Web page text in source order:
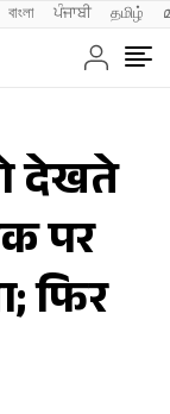
বাংলা ਪੰਜਾਬੀ தமிழ்
देखते
पर
फिर